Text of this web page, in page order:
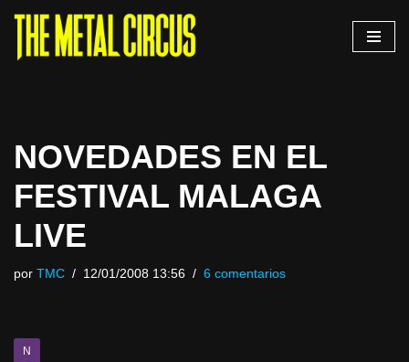
Saltar
NOVEDADES EN EL
FESTIVAL MALAGA
LIVE
por TMC 12/01/2008 13:56 6 comentarios
N